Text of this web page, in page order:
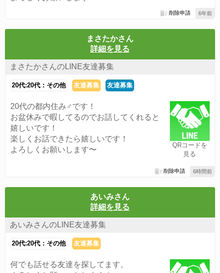
6年前
削除申請
まさたかさん
詳細を見る
まさたかさんのLINE友達募集
20代:20代：その他 友達募集 友達募集
QRコードを
見る
20代の都内住み♂です！
お盆休みで暇してるのでお話してくれると
嬉しいです！
楽しくお話できたら嬉しいです！
よろしくお願いします〜
6時間前
削除申請
あいみさん
詳細を見る
あいみさんのLINE友達募集
20代:20代：その他 友達募集
何でも話せる友達を探してます。